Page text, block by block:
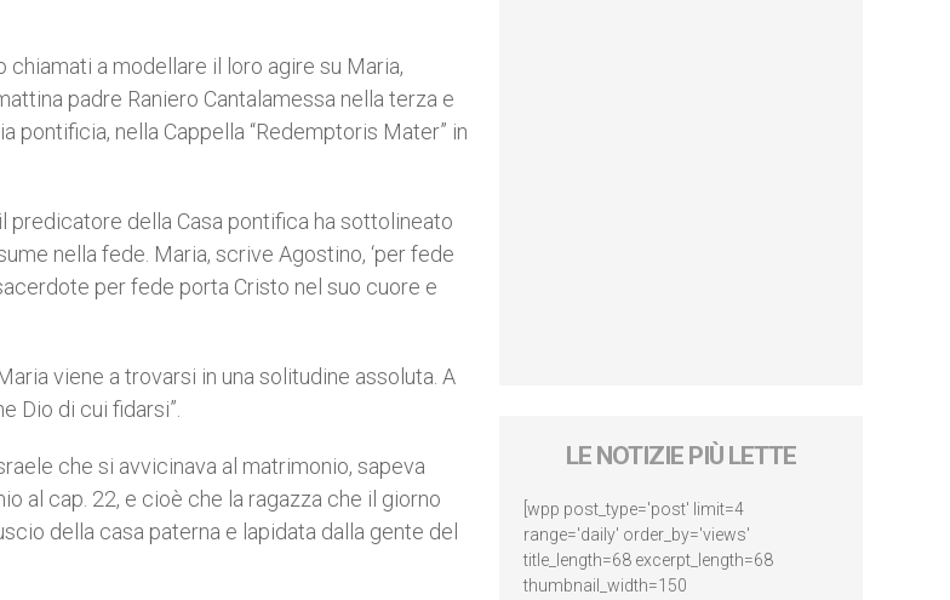
chiamati a modellare il loro agire su Maria,
padre Raniero Cantalamessa nella terza e
pontificia, nella Cappella “Redemptoris Mater” in
della Casa pontifica ha sottolineato
nella fede. Maria, scrive Agostino, ‘per fede
per fede porta Cristo nel suo cuore e
viene a trovarsi in una solitudine assoluta. A
Dio di cui fidarsi”.
che si avvicinava al matrimonio, sapeva
al cap. 22, e cioè che la ragazza che il giorno
della casa paterna e lapidata dalla gente del
LE NOTIZIE PIÙ LETTE
[wpp post_type='post' limit=4
range='daily' order_by='views'
title_length=68 excerpt_length=68
thumbnail_width=150